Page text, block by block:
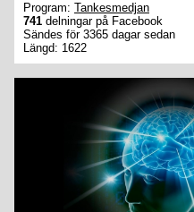
Program: Tankesmedjan
741 delningar på Facebook
Sändes för 3365 dagar sedan
Längd: 1622